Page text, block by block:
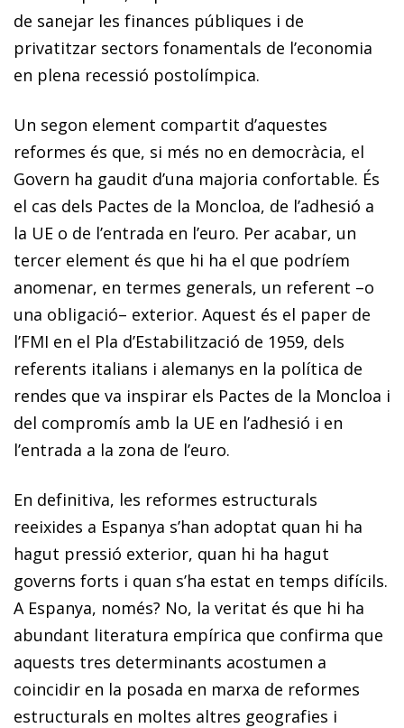
de sanejar les finances públiques i de
privatitzar sectors fonamentals de l’economia
en plena recessió postolímpica.
Un segon element compartit d’aquestes
reformes és que, si més no en democràcia, el
Govern ha gaudit d’una majoria confortable. És
el cas dels Pactes de la Moncloa, de l’adhesió a
la UE o de l’entrada en l’euro. Per acabar, un
tercer element és que hi ha el que podríem
anomenar, en termes generals, un referent –o
una obligació– exterior. Aquest és el paper de
l’FMI en el Pla d’Estabilització de 1959, dels
referents italians i alemanys en la política de
rendes que va inspirar els Pactes de la Moncloa i
del compromís amb la UE en l’adhesió i en
l’entrada a la zona de l’euro.
En definitiva, les reformes estructurals
reeixides a Espanya s’han adoptat quan hi ha
hagut pressió exterior, quan hi ha hagut
governs forts i quan s’ha estat en temps difícils.
A Espanya, només? No, la veritat és que hi ha
abundant literatura empírica que confirma que
aquests tres determinants acostumen a
coincidir en la posada en marxa de reformes
estructurals en moltes altres geografies i